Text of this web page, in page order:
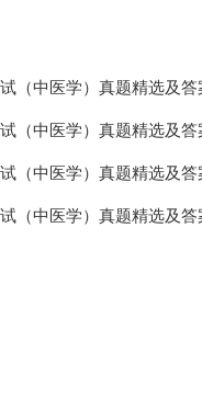
（中医学）真题精选及答
（中医学）真题精选及答
（中医学）真题精选及答
（中医学）真题精选及答